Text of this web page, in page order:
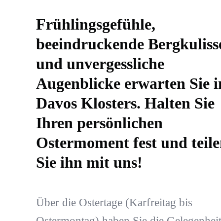
Frühlingsgefühle,
beeindruckende
und unvergessliche
Augenblicke erwarten Sie
Davos Klosters. Halten Sie
Ihren persönlichen
Ostermoment fest und
Sie ihn mit uns!
Über die Ostertage (Karfreitag bis